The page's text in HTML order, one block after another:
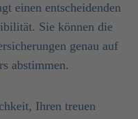
einen entscheidenden
Sie können die
genau auf
abstimmen.
Ihren treuen